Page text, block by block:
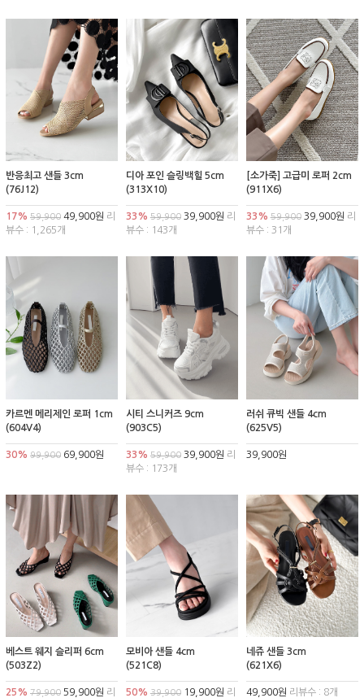
반응최고 샌들 3cm
(76J12)
17% 59,900 49,900원 리
뷰수 : 1,265개
디아 포인 슬링백힐 5cm
(313X10)
33% 59,90039,900원 리
뷰수 : 143개
[소가죽] 고급미 로퍼 2cm
(911X6)
33% 59,90039,900원 리
뷰수 : 31개
카르멘 메리제인 로퍼 1cm
(604V4)
30% 99,900 69,900원
시티 스니커즈 9cm
(903C5)
33% 59,90039,900원 리
뷰수 : 173개
러쉬 큐빅 샌들 4cm
(625V5)
39,900원
베스트 웨지 슬리퍼 6cm
(503Z2)
25% 79,900 59,900원 리
모비아 샌들 4cm
(521C8)
50% 39,90019,900원 리
네쥬 샌들 3cm
(621X6)
49,900원 리뷰수 : 8개